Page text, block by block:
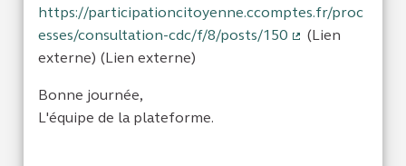
https://participationcitoyenne.ccomptes.fr/proc
esses/consultation-cdc/f/8/posts/150
(Lien
externe) (Lien externe)
Bonne journée,
L'équipe de la plateforme.